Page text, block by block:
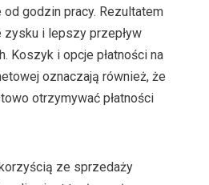
godzin pracy. Rezultatem
i lepszy przepływ
Koszyk i opcje płatności na
oznaczają również, że
otrzymywać płatności
ze sprzedaży